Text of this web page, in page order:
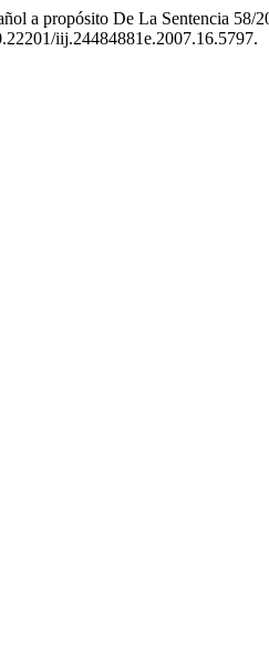
a propósito De La Sentencia
iij.24484881e.2007.16.5797.